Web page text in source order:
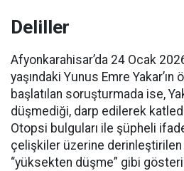
Deliller
Afyonkarahisar’da 24 Ocak
yaşındaki Yunus Emre
başlatılan soruşturmada ise,
düşmediği, darp edilerek
Otopsi bulguları ile şüpheli
çelişkiler üzerine derinleştirilen
“yüksekten düşme” gibi